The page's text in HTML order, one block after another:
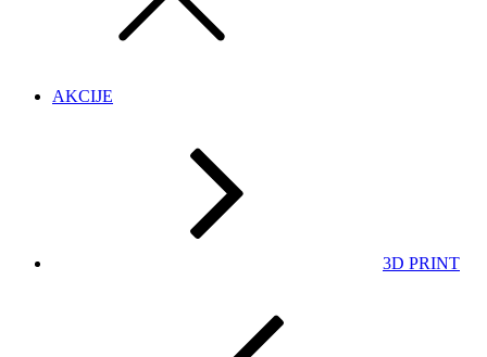
AKCIJE
3D PRINT